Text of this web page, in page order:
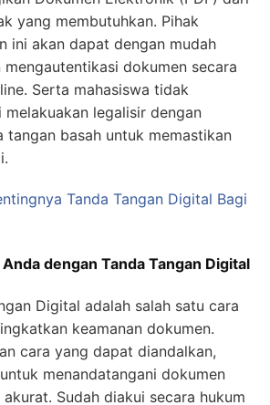
yang membutuhkan. Pihak
ini akan dapat dengan mudah
dokumen secara
Serta mahasiswa tidak
melakuakan legalisir dengan
tangan basah untuk memastikan
Tanda Tangan Digital Bagi
dengan Tanda Tangan Digital
Digital adalah salah satu cara
keamanan dokumen.
cara yang dapat diandalkan,
menandatangani dokumen
Sudah diakui secara hukum